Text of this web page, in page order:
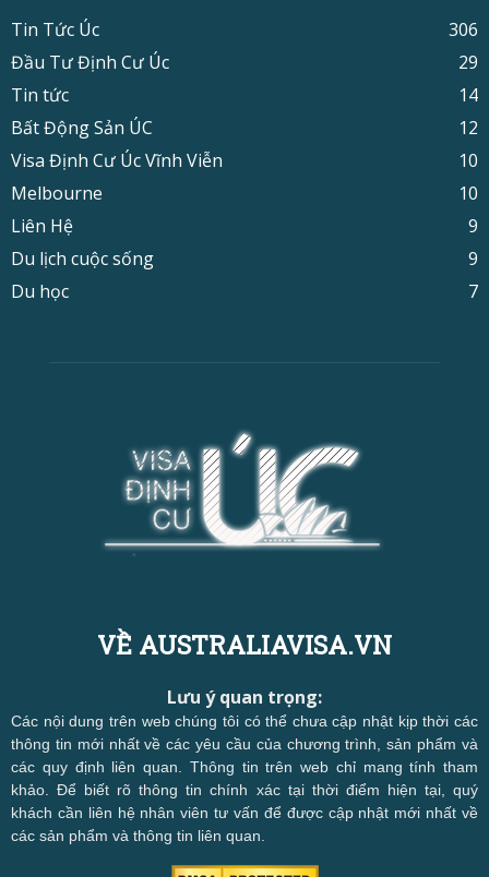
Tin Tức Úc
306
Đầu Tư Định Cư Úc
29
Tin tức
14
Bất Động Sản ÚC
12
Visa Định Cư Úc Vĩnh Viễn
10
Melbourne
10
Liên Hệ
9
Du lịch cuộc sống
9
Du học
7
VỀ AUSTRALIAVISA.VN
Lưu ý quan trọng:
Các nội dung trên web chúng tôi có thể chưa cập nhật kịp thời các
thông tin mới nhất về các yêu cầu của chương trình, sản phẩm và
các quy định liên quan. Thông tin trên web chỉ mang tính tham
khảo. Để biết rõ thông tin chính xác tại thời điểm hiện tại, quý
khách cần liên hệ nhân viên tư vấn để được cập nhật mới nhất về
các sản phẩm và thông tin liên quan.